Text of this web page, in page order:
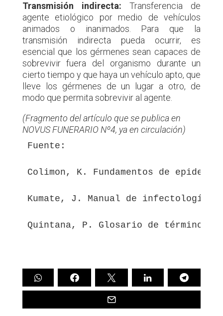
Transmisión indirecta: Transferencia de
agente etiológico por medio de vehículos
animados o inanimados. Para que la
transmisión indirecta pueda ocurrir, es
esencial que los gérmenes sean capaces de
sobrevivir fuera del organismo durante un
cierto tiempo y que haya un vehículo apto, que
lleve los gérmenes de un lugar a otro, de
modo que permita sobrevivir al agente.
(Fragmento del artículo que se publica en
NOVUS FUNERARIO Nº4, ya en circulación)
Fuente:
Colimon, K. Fundamentos de
Kumate, J. Manual de infectología.
Quintana, P. Glosario de términos,